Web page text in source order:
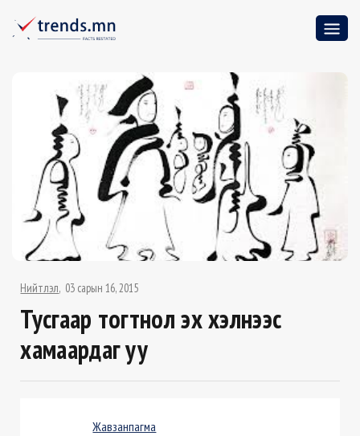
Нийтлэл 03 сарын 16, 2015
Тусгаар тогтнол эх хэлнээс
хамаардаг уу
Жавзанпагма